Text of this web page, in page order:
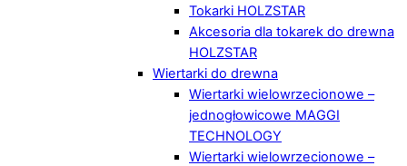
Tokarki HOLZSTAR
Akcesoria dla tokarek do drewna
HOLZSTAR
Wiertarki do drewna
Wiertarki wielowrzecionowe –
jednogłowicowe MAGGI
TECHNOLOGY
Wiertarki wielowrzecionowe –